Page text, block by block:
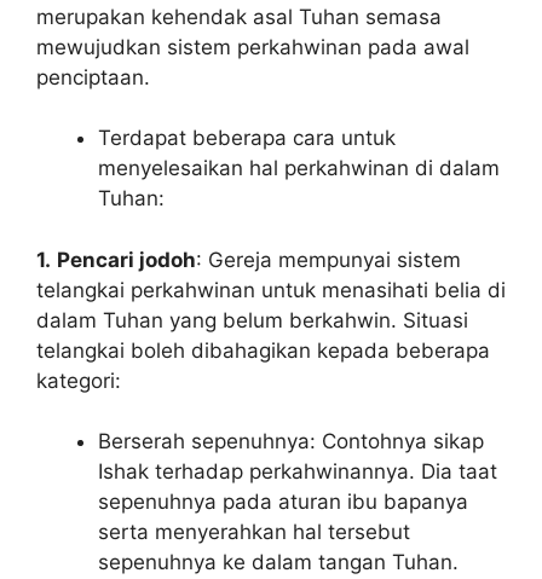
merupakan kehendak asal Tuhan semasa
mewujudkan sistem perkahwinan pada awal
penciptaan.
Terdapat beberapa cara untuk
menyelesaikan hal perkahwinan di dalam
Tuhan:
1. Pencari jodoh: Gereja mempunyai sistem
telangkai perkahwinan untuk menasihati belia di
dalam Tuhan yang belum berkahwin. Situasi
telangkai boleh dibahagikan kepada beberapa
kategori:
Berserah sepenuhnya: Contohnya sikap
Ishak terhadap perkahwinannya. Dia taat
sepenuhnya pada aturan ibu bapanya
serta menyerahkan hal tersebut
sepenuhnya ke dalam tangan Tuhan.